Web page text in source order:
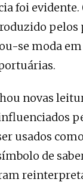
foi evidente.
se moda
novas
usados
de